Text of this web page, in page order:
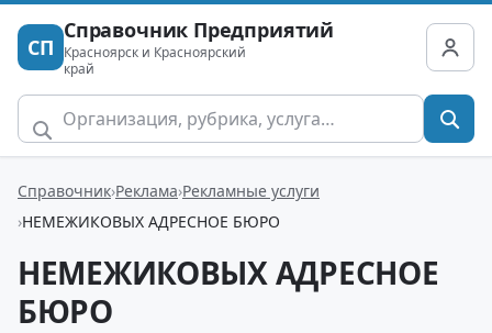
СП
Справочник Предприятий
Красноярск и Красноярский
край
Справочник Реклама Рекламные услуги
НЕМЕЖИКОВЫХ АДРЕСНОЕ БЮРО
НЕМЕЖИКОВЫХ АДРЕСНОЕ
БЮРО